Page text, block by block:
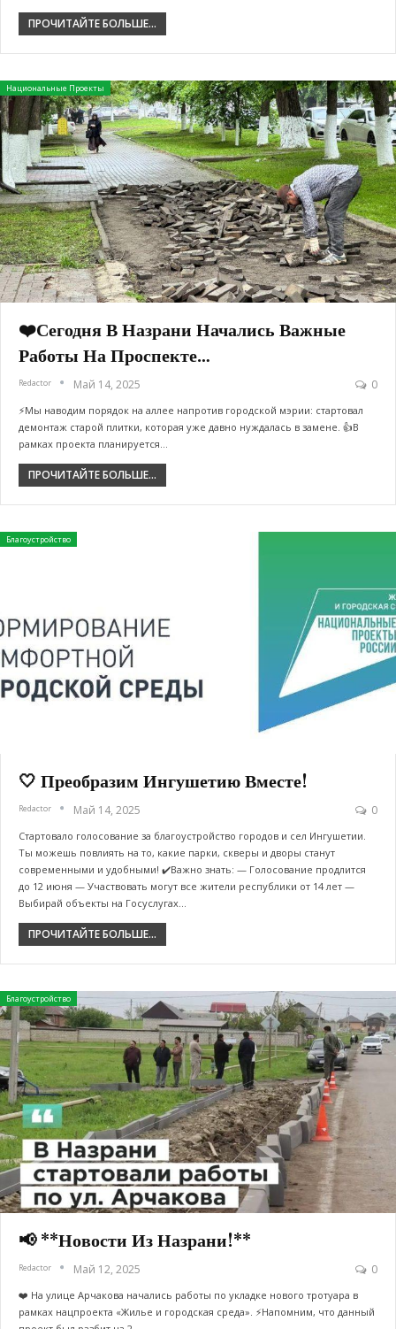
ПРОЧИТАЙТЕ БОЛЬШЕ...
Национальные Проекты
❤️Сегодня В Назрани Начались Важные
Работы На Проспекте…
Redactor Май 14, 2025 0
⚡️Мы наводим порядок на аллее напротив городской мэрии: стартовал
демонтаж старой плитки, которая уже давно нуждалась в замене. 👍В
рамках проекта планируется…
ПРОЧИТАЙТЕ БОЛЬШЕ...
Благоустройство
🤍 Преобразим Ингушетию Вместе!
Redactor Май 14, 2025 0
Стартовало голосование за благоустройство городов и сел Ингушетии.
Ты можешь повлиять на то, какие парки, скверы и дворы станут
современными и удобными! ✔️Важно знать: — Голосование продлится
до 12 июня — Участвовать могут все жители республики от 14 лет —
Выбирай объекты на Госуслугах…
ПРОЧИТАЙТЕ БОЛЬШЕ...
Благоустройство
📢 **Новости Из Назрани!**
Redactor Май 12, 2025 0
❤️ На улице Арчакова начались работы по укладке нового тротуара в
рамках нацпроекта «Жилье и городская среда». ⚡️Напомним, что данный